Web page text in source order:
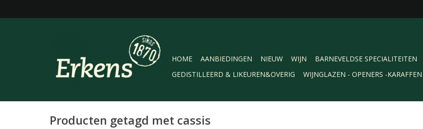
HOME AANBIEDINGEN NIEUW WIJN BARNEVELDSE SPECIALITEITEN
GEDISTILLEERD & LIKEUREN&OVERIG
WIJNGLAZEN - OPENERS -KARAFFEN
Producten getagd met cassis